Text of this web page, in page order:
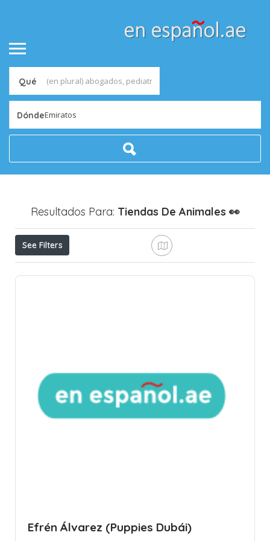
Qué
DóndeEmiratos
Resultados Para: Tiendas De Animales 👀
See Filters
Efrén Álvarez (Puppies Dubái)